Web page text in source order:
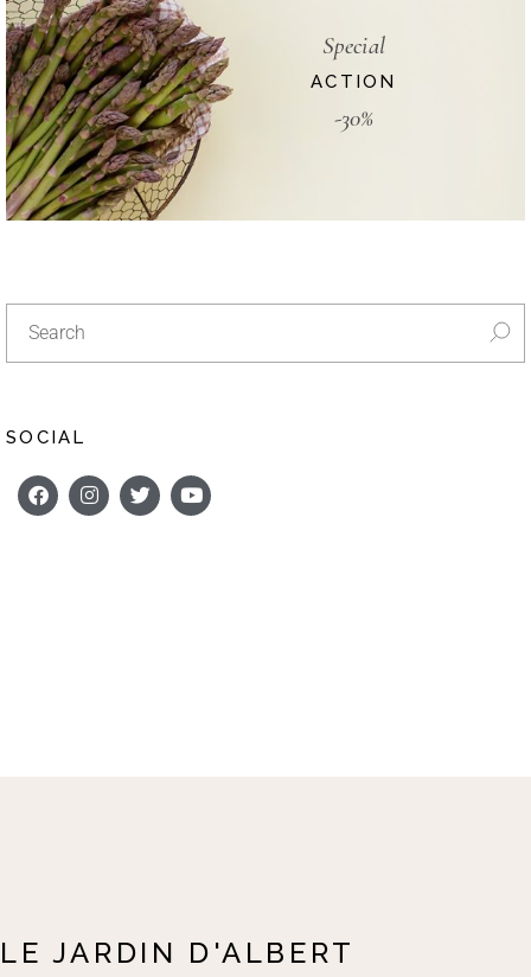
Special
ACTION
-30%
SOCIAL
LE JARDIN D'ALBERT